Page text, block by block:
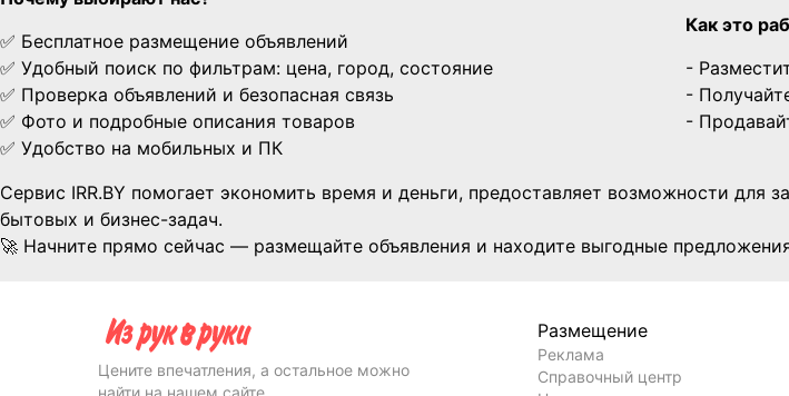
✅ Бесплатное размещение объявлений
✅ Удобный поиск по фильтрам: цена, город, состояние
✅ Проверка объявлений и безопасная связь
✅ Фото и подробные описания товаров
✅ Удобство на мобильных и ПК
Как это
-
-
-
Сервис IRR.BY помогает экономить время и деньги, предоставляет возможности для
бытовых и бизнес-задач.
🚀 Начните прямо сейчас — размещайте объявления и находите выгодные
Цените впечатления, а остальное можно
найти на нашем сайте
Размещение
Реклама
Справочный центр